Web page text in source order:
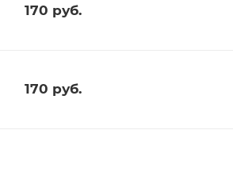
170 руб.
170 руб.